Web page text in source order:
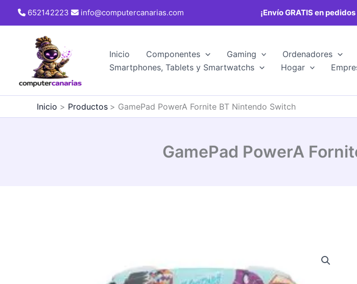
652142223 info@computercanarias.com ¡Envío GRATIS en
Inicio Componentes Gaming Ordenadores
Smartphones, Tablets y Smartwatchs
Hogar
Inicio Productos GamePad PowerA Fornite BT Nintendo Switch
GamePad PowerA